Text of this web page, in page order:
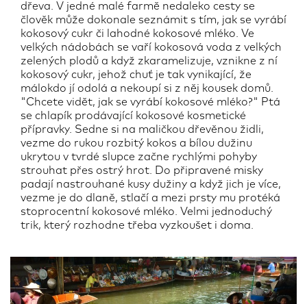
dřeva. V jedné malé farmě nedaleko cesty se
člověk může dokonale seznámit s tím, jak se vyrábí
kokosový cukr či lahodné kokosové mléko. Ve
velkých nádobách se vaří kokosová voda z velkých
zelených plodů a když zkaramelizuje, vznikne z ní
kokosový cukr, jehož chuť je tak vynikající, že
málokdo jí odolá a nekoupí si z něj kousek domů.
"Chcete vidět, jak se vyrábí kokosové mléko?" Ptá
se chlapík prodávající kokosové kosmetické
přípravky. Sedne si na maličkou dřevěnou židli,
vezme do rukou rozbitý kokos a bílou dužinu
ukrytou v tvrdé slupce začne rychlými pohyby
strouhat přes ostrý hrot. Do připravené misky
padají nastrouhané kusy dužiny a když jich je více,
vezme je do dlaně, stlačí a mezi prsty mu protéká
stoprocentní kokosové mléko. Velmi jednoduchý
trik, který rozhodne třeba vyzkoušet i doma.